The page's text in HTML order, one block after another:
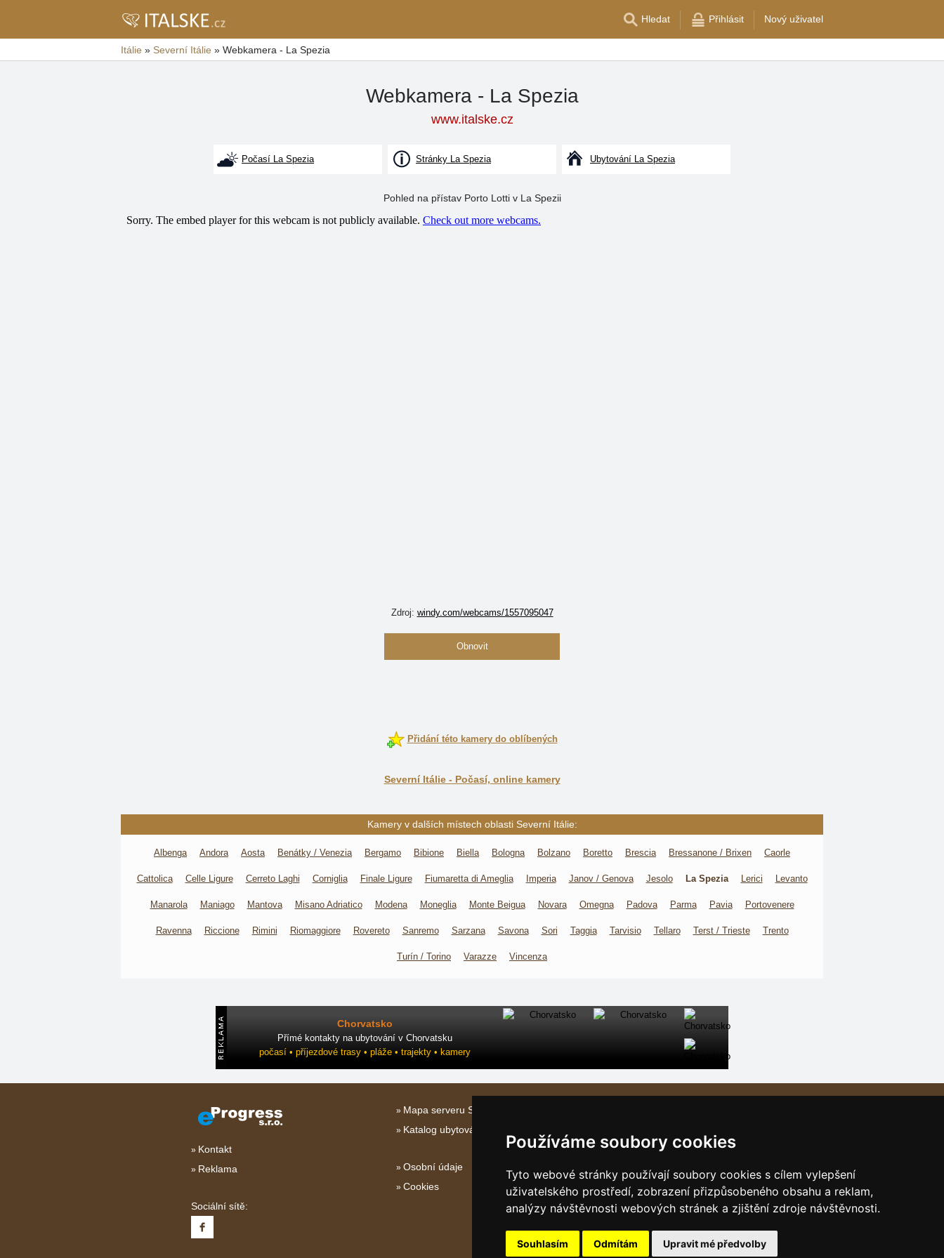
Používáme soubory cookies
Tyto webové stránky používají soubory cookies s cílem vylepšení
uživatelského prostředí, zobrazení přizpůsobeného obsahu a reklam,
analýzy návštěvnosti webových stránek a zjištění zdroje návštěvnosti.
Souhlasím Odmítám Upravit mé předvolby
Hledat Přihlásit Nový uživatel
Itálie » Severní Itálie » Webkamera - La Spezia
Webkamera - La Spezia
www.italske.cz
Počasí La Spezia Stránky La Spezia Ubytování La Spezia
Pohled na přístav Porto Lotti v La Spezii
Zdroj: windy.com/webcams/1557095047
Obnovit
Přidání této kamery do oblíbených
Severní Itálie - Počasí, online kamery
Kamery v dalších místech oblasti Severní Itálie:
Albenga Andora Aosta Benátky / Venezia Bergamo Bibione Biella Bologna Bolzano Boretto Brescia Bressanone / Brixen Caorle
Cattolica Celle Ligure Cerreto Laghi Corniglia Finale Ligure Fiumaretta di Ameglia Imperia Janov / Genova Jesolo La Spezia Lerici Levanto
Manarola Maniago Mantova Misano Adriatico Modena Moneglia Monte Beigua Novara Omegna Padova Parma Pavia Portovenere
Ravenna Riccione Rimini Riomaggiore Rovereto Sanremo Sarzana Savona Sori Taggia Tarvisio Tellaro Terst / Trieste Trento
Turín / Torino Varazze Vincenza
Chorvatsko
Přímé kontakty na ubytování v Chorvatsku
počasí • příjezdové trasy • pláže • trajekty • kamery
Kontakt
Reklama
Sociální sítě:
Mapa serveru Severní Itálie
Katalog ubytování
Osobní údaje
Cookies
Slovenské hory
Chorvatsko
Alpy
Itálie